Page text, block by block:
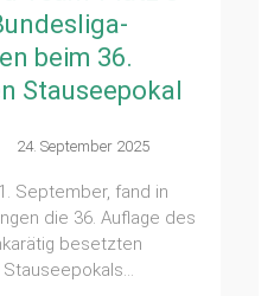
beim 36.
Stauseepokal
24. September 2025
September, fand in
die 36. Auflage des
besetzten